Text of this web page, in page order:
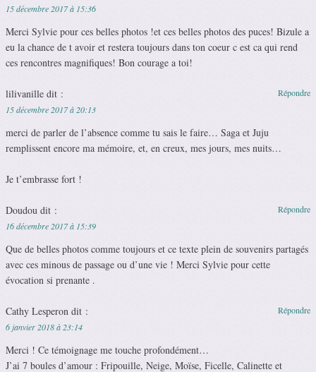
15 décembre 2017 à 15:36
Merci Sylvie pour ces belles photos !et ces belles photos des puces! Bizule a
eu la chance de t avoir et restera toujours dans ton coeur c est ca qui rend
ces rencontres magnifiques! Bon courage a toi!
lilivanille dit :
15 décembre 2017 à 20:13
merci de parler de l’absence comme tu sais le faire… Saga et Juju
remplissent encore ma mémoire, et, en creux, mes jours, mes nuits…
Je t’embrasse fort !
Répondre
Doudou dit :
16 décembre 2017 à 15:39
Que de belles photos comme toujours et ce texte plein de souvenirs partagés
avec ces minous de passage ou d’une vie ! Merci Sylvie pour cette
évocation si prenante .
Répondre
Cathy Lesperon dit :
6 janvier 2018 à 23:14
Merci ! Ce témoignage me touche profondément…
J’ai 7 boules d’amour : Fripouille, Neige, Moïse, Ficelle, Calinette et
Répondre